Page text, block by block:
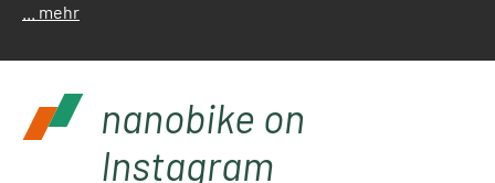
auch dem Service: In unserer Werkstatt kümmern wir uns
mit Herz und Sachverstand um die Montage und Reparatur
von Fahrrädern und E-Bikes aller Art. Egal ob Gravel Bike,
Trekking Bike, Cityrad, Rennrad oder Einsteigerfahrrad –
... mehr
nanobike on
Instagram